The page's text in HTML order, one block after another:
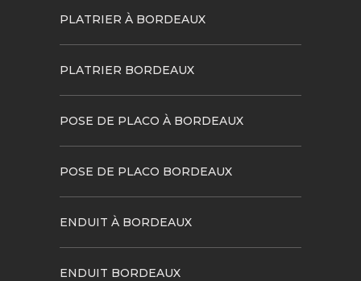
PLATRIER À BORDEAUX
PLATRIER BORDEAUX
POSE DE PLACO À BORDEAUX
POSE DE PLACO BORDEAUX
ENDUIT À BORDEAUX
ENDUIT BORDEAUX